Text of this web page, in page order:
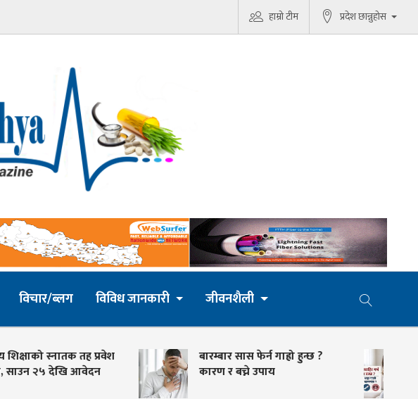
हाम्रो टीम प्रदेश छान्नुहोस
विचार/ब्लग विविध जानकारी जीवनशैली
बारम्बार सास फेर्न गाह्रो हुन्छ ?
कारण र बच्ने उपाय
पाठेघरबाहिर गर्भ किन
कसरी थाहा पाउने र कति